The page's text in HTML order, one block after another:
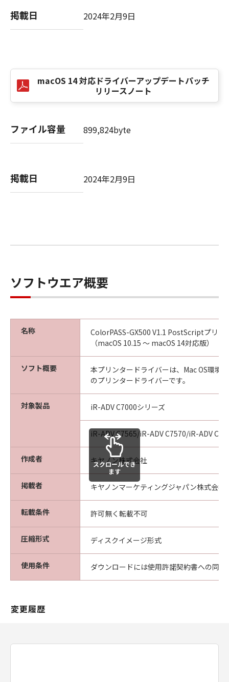
掲載日 2024年2月9日
macOS 14 対応ドライバーアップデートパッチ
リリースノート
ファイル容量 899,824byte
掲載日 2024年2月9日
ソフトウエア概要
名称
ColorPASS-GX500 V1.1 PostScriptプリン
（macOS 10.15 ～ macOS 14対応版）
ソフト概要
本プリンタードライバーは、Mac OS環境
のプリンタードライバーです。
対象製品 iR-ADV C7000シリーズ
iR-ADV C7565/iR-ADV C7570/iR-ADV
作成者 キヤノン株式会社
掲載者 キヤノンマーケティングジャパン株式会社
転載条件 許可無く転載不可
圧縮形式 ディスクイメージ形式
使用条件 ダウンロードには使用許諾契約書への同意
スクロールでき
ます
変更履歴